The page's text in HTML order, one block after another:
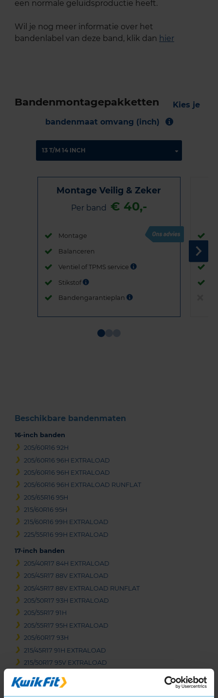
een normale geluidsproductie heeft.
Wil je nog meer informatie over het
bandenlabel van deze band, klik dan hier
Bandenmontagepakketten
Kies je
bandenmaat omvang (inch)
Montage Veilig & Zeker
Per band € 40,-
Montage
Balanceren
Ventiel of TPMS service
Stikstof
Bandengarantieplan
Beschikbare bandenmaten
16-inch banden
205/60R16 92H
205/60R16 96H EXTRALOAD
205/60R16 96H EXTRALOAD
205/60R16 96H EXTRALOAD RUNFLAT
205/65R16 95H
215/60R16 95H
215/60R16 99H EXTRALOAD
225/55R16 99H EXTRALOAD
17-inch banden
205/40R17 84H EXTRALOAD
205/45R17 88V EXTRALOAD
205/45R17 88V EXTRALOAD RUNFLAT
205/50R17 93H EXTRALOAD
205/55R17 91H
205/55R17 95H EXTRALOAD
205/60R17 93H
215/45R17 91H EXTRALOAD
215/50R17 95V EXTRALOAD
215/55R17 98V EXTRALOAD